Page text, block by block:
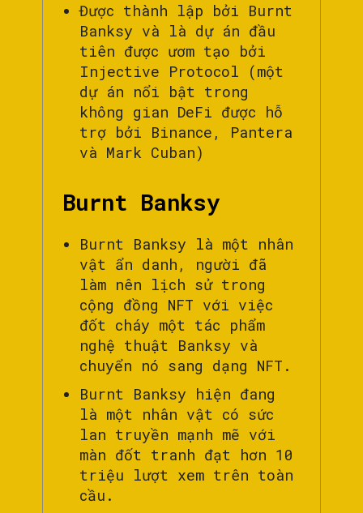
Được thành lập bởi Burnt
Banksy và là dự án đầu
tiên được ươm tạo bởi
Injective Protocol (một
dự án nổi bật trong
không gian DeFi được hỗ
trợ bởi Binance, Pantera
và Mark Cuban)
Burnt Banksy
Burnt Banksy là một nhân
vật ẩn danh, người đã
làm nên lịch sử trong
cộng đồng NFT với việc
đốt cháy một tác phẩm
nghệ thuật Banksy và
chuyển nó sang dạng NFT.
Burnt Banksy hiện đang
là một nhân vật có sức
lan truyền mạnh mẽ với
màn đốt tranh đạt hơn 10
triệu lượt xem trên toàn
cầu.